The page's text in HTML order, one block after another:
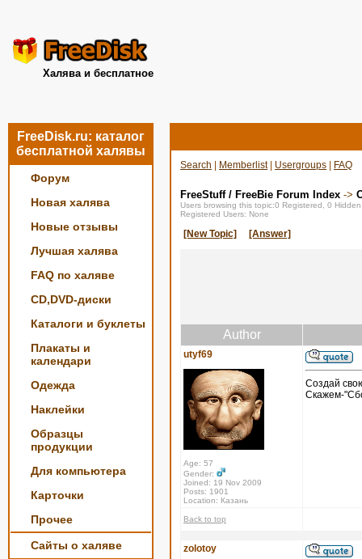
Халява и бесплатное
FreeDisk.ru: каталог
бесплатной халявы
Форум
Новая халява
Новые отзывы
Лучшая халява
FAQ по халяве
CD,DVD-диски
Каталоги и буклеты
Плакаты и
календари
Одежда
Наклейки
Образцы
продукции
Для компьютера
Карточки
Прочее
Сайты о халяве
Search Memberlist| Usergroups FAQ
FreeStuff / FreeBie Forum Index ->
Users browsing this topic:0 Registered, 0
Registered Users: None
[New Topic] [Answer]
Author
utyf69
Age: 57
Gender:
Joined: 19 Nov 2009
Posts: 1901
Location: Казань
Создай
Скажем-
Back to top
zolotoy